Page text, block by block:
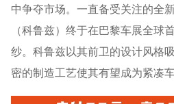
中争夺市场。一直备受关注的全
（科鲁兹）终于在巴黎车展全球
纱。科鲁兹以其前卫的设计风格
密的制造工艺使其有望成为紧凑